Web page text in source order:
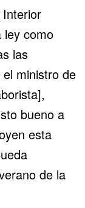
Interior
ley como
las
ministro de
bueno a
esta
de la